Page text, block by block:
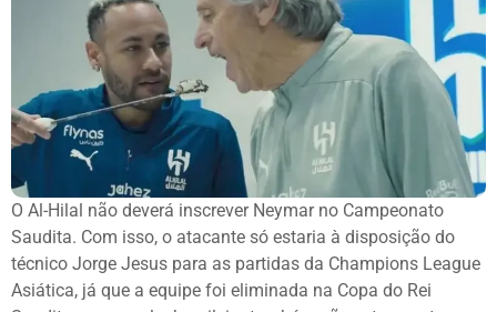
O Al-Hilal não deverá inscrever Neymar no Campeonato
Saudita. Com isso, o atacante só estaria à disposição do
técnico Jorge Jesus para as partidas da Champions League
Asiática, já que a equipe foi eliminada na Copa do Rei